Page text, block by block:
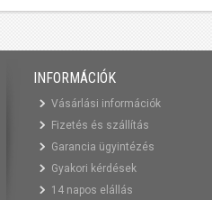
INFORMÁCIÓK
Vásárlási információk
Fizetés és szállítás
Garancia ügyintézés
Gyakori kérdések
14 napos elállás